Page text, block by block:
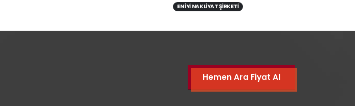
EN IYI NAKLIYAT ŞIRKETI
Hemen Ara Fiyat Al